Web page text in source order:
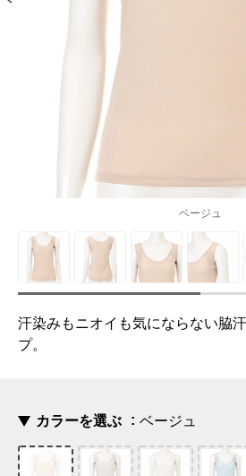
ベージュ
汗染みもニオイも気にならない脇
プ。
カラーを選ぶ ベージュ